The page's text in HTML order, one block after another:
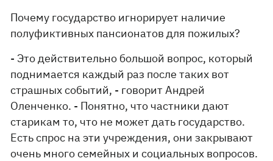
Почему государство игнорирует наличие
полуфиктивных пансионатов для пожилых?
- Это действительно большой вопрос, который
поднимается каждый раз после таких вот
страшных событий, - говорит Андрей
Оленченко. - Понятно, что частники дают
старикам то, что не может дать государство.
Есть спрос на эти учреждения, они закрывают
очень много семейных и социальных вопросов.